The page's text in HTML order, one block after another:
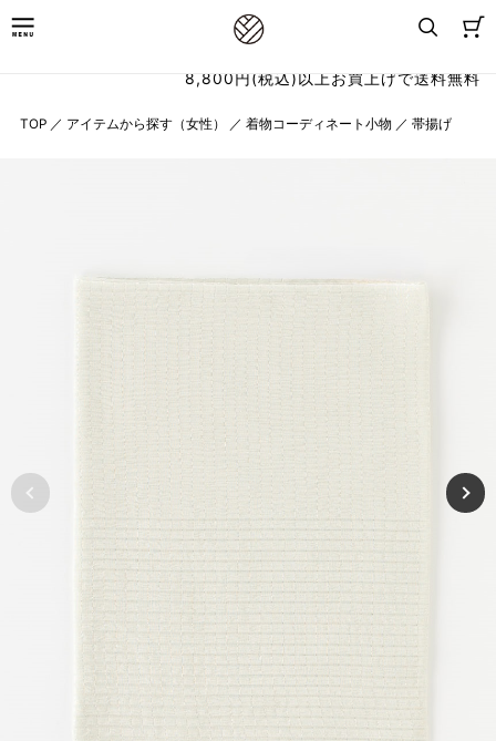
8,800円(税込)以上お買上げで送料無料
TOP ／ アイテムから探す（女性） ／ 着物コーディネート小物 ／ 帯揚げ